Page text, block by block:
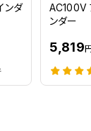
ンダ
AC100V
ンダー
5,819